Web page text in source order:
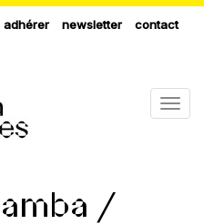
adhérer newsletter contact
/